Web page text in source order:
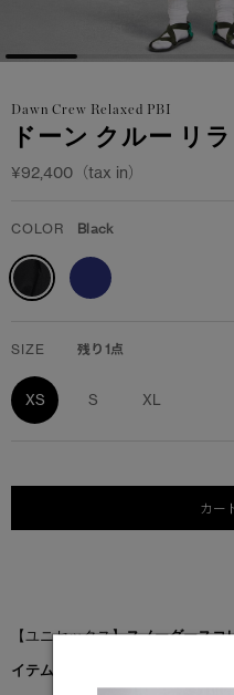
アパレル
アクセサリー
フットウェア
コレクション
アパレル
アクセサリー
フットウェア
コレクション
Dawn Crew Relaxed PBI
ドーン クルー リ
¥92,400（tax in）
COLOR Black
SIZE 残り1点
XS S XL
カー
【ユニセックス】スノーグースコ
イテム「ドーン クルー」に、PBI